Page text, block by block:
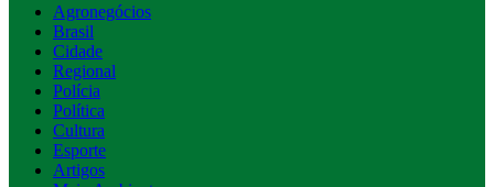
Agronegócios
Brasil
Cidade
Regional
Polícia
Política
Cultura
Esporte
Artigos